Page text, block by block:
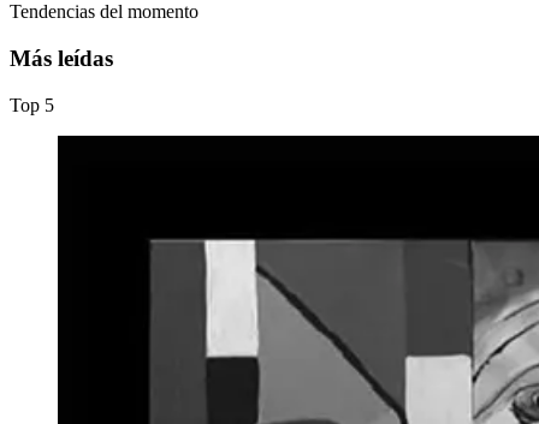
Tendencias del momento
Más leídas
Top 5